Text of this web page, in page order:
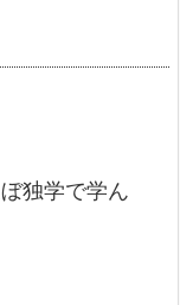
独学で学ん